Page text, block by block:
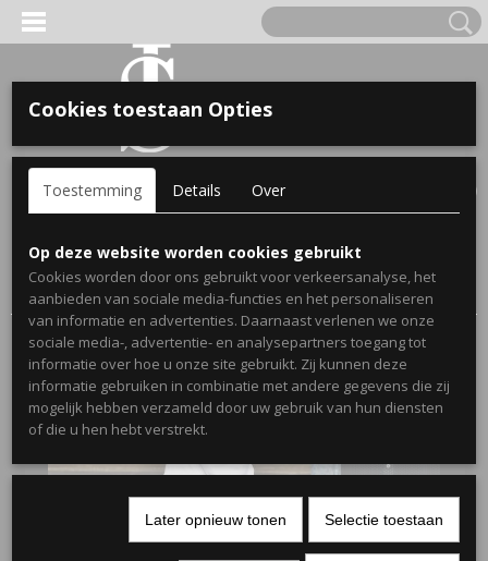
Inloggen Registreren
(0)
Home >Webshop>Gepersonaliseerde Babykleding en
Kinderkleding>Jongens 56 t/m 110> The name hoodie voor
kinderen - Gepersonaliseerd
VOOR KINDEREN
OPA & OMA.
NAAM EN GEBOORTEJAAR
Cookies toestaan Opties
Toestemming Details Over
Op deze website worden cookies gebruikt
Cookies worden door ons gebruikt voor verkeersanalyse, het
aanbieden van sociale media-functies en het personaliseren
van informatie en advertenties. Daarnaast verlenen we onze
sociale media-, advertentie- en analysepartners toegang tot
informatie over hoe u onze site gebruikt. Zij kunnen deze
informatie gebruiken in combinatie met andere gegevens die zij
mogelijk hebben verzameld door uw gebruik van hun diensten
of die u hen hebt verstrekt.
Later opnieuw tonen Selectie toestaan